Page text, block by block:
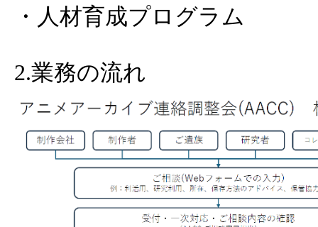
・人材育成プログラム
2.業務の流れ